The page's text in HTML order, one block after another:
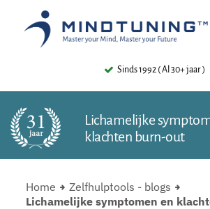
Sinds 1992 ( Al 30+ jaar )
Lichamelijke
klachten burn-out
Home
Zelfhulptools - blogs
Lichamelijke symptomen en